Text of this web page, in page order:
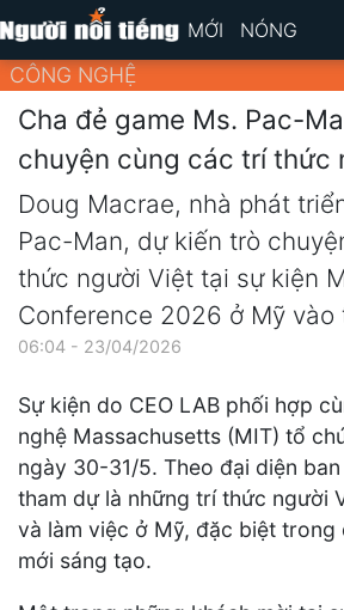
MỚI NÓNG
CÔNG NGHỆ
Cha đẻ game Ms. Pac-
chuyện cùng các trí thức
Doug Macrae, nhà phát
Pac-Man, dự kiến trò
thức người Việt tại sự kiện
Conference 2026 ở Mỹ vào
06:04 - 23/04/2026
Sự kiện do CEO LAB phối hợp
nghệ Massachusetts (MIT) tổ
ngày 30-31/5. Theo đại diện
tham dự là những trí thức người
và làm việc ở Mỹ, đặc biệt
mới sáng tạo.